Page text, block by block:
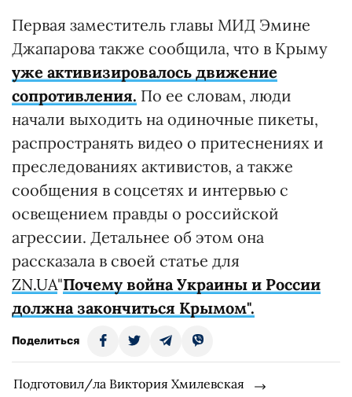
Первая заместитель главы МИД Эмине
Джапарова также сообщила, что в Крыму
уже активизировалось движение
сопротивления. По ее словам, люди
начали выходить на одиночные пикеты,
распространять видео о притеснениях и
преследованиях активистов, а также
сообщения в соцсетях и интервью с
освещением правды о российской
агрессии. Детальнее об этом она
рассказала в своей статье для
ZN.UA"Почему война Украины и России
должна закончиться Крымом".
Поделиться
Подготовил/ла Виктория Хмилевская